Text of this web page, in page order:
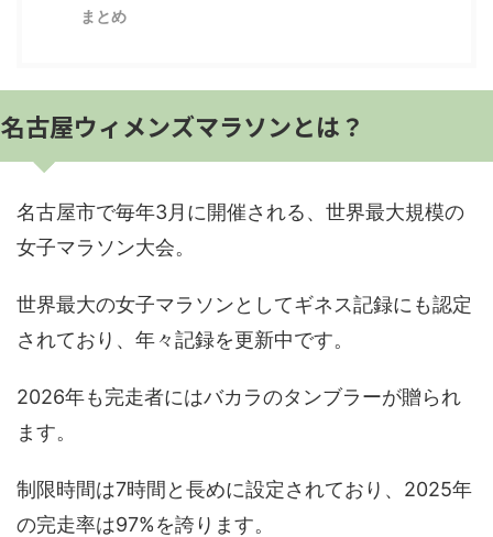
まとめ
名古屋ウィメンズマラソンとは？
名古屋市で毎年3月に開催される、世界最大規模の
女子マラソン大会。
世界最大の女子マラソンとしてギネス記録にも認定
されており、年々記録を更新中です。
2026年も完走者にはバカラのタンブラーが贈られ
ます。
制限時間は7時間と長めに設定されており、2025年
の完走率は97%を誇ります。